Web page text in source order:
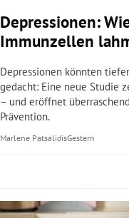
Untermenü
Untermenü
Untermenü
Depressionen:
Immunzellen
Depressionen könnten
gedacht: Eine neue Studie
– und eröffnet
Prävention.
Marlene PatsalidisGestern